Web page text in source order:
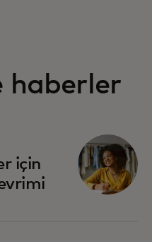
haberler
için